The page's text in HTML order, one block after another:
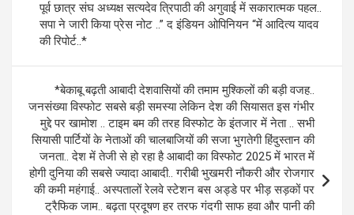
पूर्व छात्र संघ अध्यक्ष सत्यदेव त्रिपाठी की अगुवाई में सकारात्मक पहल..
सपा ने जारी किया प्रेस नोट ..” द इंडियन ओपिनियन “में आदित्य यादव
की रिपोर्ट..*
*बेकाबू बढ़ती आबादी देशवासियों की तमाम मुश्किलों की बड़ी वजह..
जनसंख्या विस्फोट सबसे बड़ी समस्या लेकिन देश की सियासत इस गंभीर
मुद्दे पर खामोश .. टाइम बम की तरह विस्फोट के इंतजार में नेता .. सभी
सियासी पार्टियों के नेताओं की चालबाजियों की सजा भुगतेगी हिंदुस्तान की
जनता.. देश में तेजी से हो रहा है आबादी का विस्फोट 2025 में भारत में
होगी दुनिया की सबसे ज्यादा आबादी.. गरीबी भुखमरी नौकरी और रोजगार
की कमी महंगाई.. अस्पतालों रेलवे स्टेशन बस अड्डे पर भीड़ सड़कों पर
ट्रैफिक जाम.. बढ़ता प्रदूषण हर तरफ गंदगी साफ हवा और पानी की